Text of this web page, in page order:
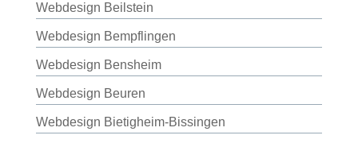
Webdesign Beilstein
Webdesign Bempflingen
Webdesign Bensheim
Webdesign Beuren
Webdesign Bietigheim-Bissingen